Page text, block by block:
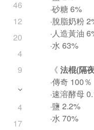
46
12
20
4
9
4
17
·砂糖 6%
·脫脂奶粉
·人造黃油
·水 63%
《 法棍(隔
·傳奇 100％
·速溶酵母
·鹽 2.2%
·水 70%